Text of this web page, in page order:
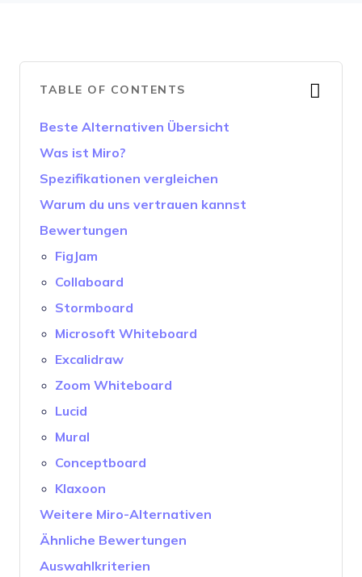
TABLE OF CONTENTS
Beste Alternativen Übersicht
Was ist Miro?
Spezifikationen vergleichen
Warum du uns vertrauen kannst
Bewertungen
FigJam
Collaboard
Stormboard
Microsoft Whiteboard
Excalidraw
Zoom Whiteboard
Lucid
Mural
Conceptboard
Klaxoon
Weitere Miro-Alternativen
Ähnliche Bewertungen
Auswahlkriterien